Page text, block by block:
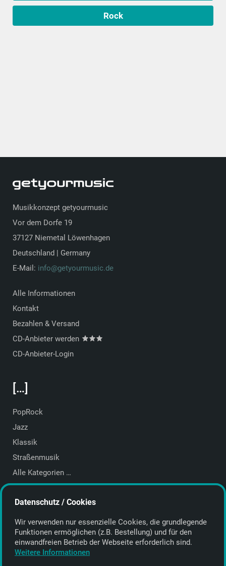
Rock
Musikkonzept getyourmusic
Vor dem Dorfe 19
37127 Niemetal Löwenhagen
Deutschland | Germany
E-Mail: info@getyourmusic.de
Alle Informationen
Kontakt
Bezahlen & Versand
CD-Anbieter werden
CD-Anbieter-Login
[…]
PopRock
Jazz
Klassik
Straßenmusik
Alle Kategorien …
Featured Artists
Startseite
Datenschutz / Cookies
Wir verwenden nur essenzielle Cookies, die grund­legende
Funktionen ermöglichen (z.B. Bestellung) und für den
einwand­freien Betrieb der Webseite erforderlich sind.
Weitere Informationen